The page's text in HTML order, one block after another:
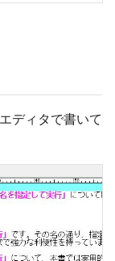
ディタで書いて